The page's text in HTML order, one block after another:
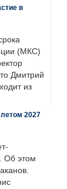
в
(МКС)
Дмитрий
из
2027
Об этом